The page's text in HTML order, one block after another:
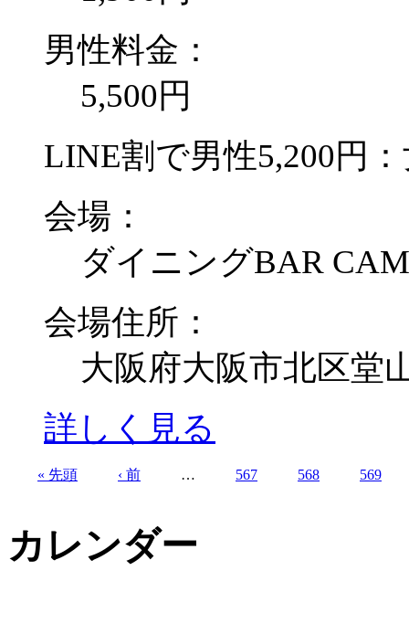
男性料金：
5,500円
LINE割で男性5,200円
会場：
ダイニングBAR
会場住所：
大阪府大阪市北区堂
詳しく見る
« 先頭 ‹ 前 … 567 568 569
カレンダー